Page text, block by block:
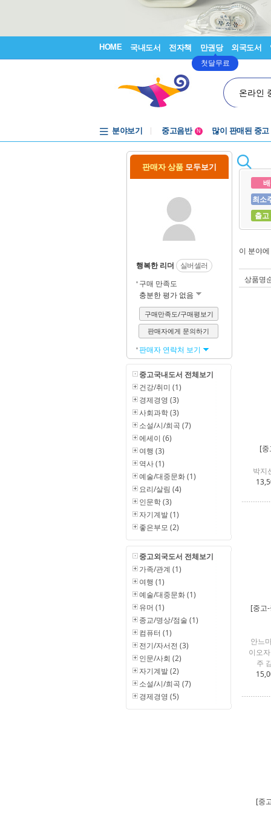
HOME 국내도서 전자책 만권당
첫달무료
외국도서
온라인
분야보기
중고음반
중고음반
N 많이 판매된 중고
판매자 상품 모두보기
행복한 리더
실버셀러
구매 만족도
충분한 평가 없음
구매만족도/구매평보기
판매자에게 문의하기
판매자 연락처 보기
중고국내도서 전체보기
건강/취미 (1)
경제경영 (3)
사회과학 (3)
소설/시/희곡 (7)
에세이 (6)
여행 (3)
역사 (1)
예술/대중문화 (1)
요리/살림 (4)
인문학 (3)
자기계발 (1)
좋은부모 (2)
중고외국도서 전체보기
가족/관계 (1)
여행 (1)
예술/대중문화 (1)
유머 (1)
종교/명상/점술 (1)
컴퓨터 (1)
전기/자서전 (3)
인문/사회 (2)
자기계발 (2)
소설/시/희곡 (7)
경제경영 (5)
최소
출
이 분야에
상품명
[중
박지
[중고
안느
이오
주
[중